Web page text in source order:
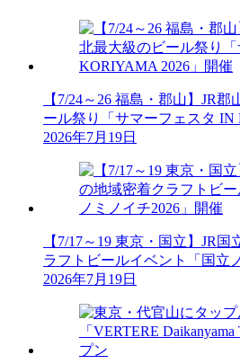
【7/24～26 福島・郡山】JR
ール祭り「サマーフェスタ IN
2026年7月19日
【7/17～19 東京・国立】JR
ラフトビールイベント「国立
2026年7月19日